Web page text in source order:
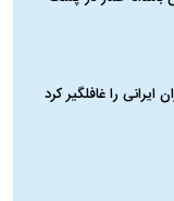
ایرانی را غافلگیر کرد